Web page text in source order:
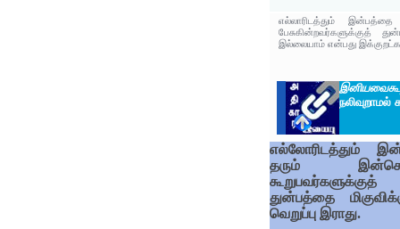
எல்லாரிடத்தும்
பேசுகின்றவர்களுக்குத்
இல்லையாம் என்பது
நலிவுறாமல்
எல்லோரிடத்தும்
தரும்
கூறுபவர்களுக்குத்
துன்பத்தை
வெறுப்பு இராது.